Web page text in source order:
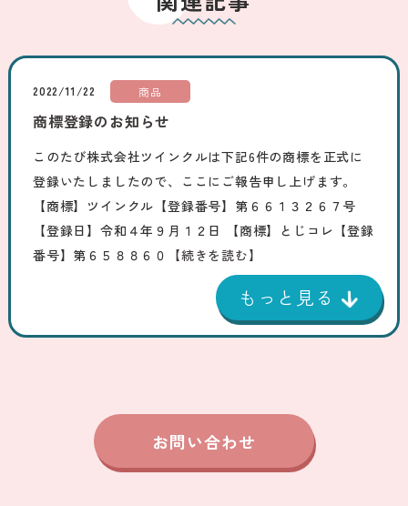
2022/11/22 商品
商標登録のお知らせ
このたび株式会社ツインクルは下記6件の商標を正式に
登録いたしましたので、ここにご報告申し上げます。
【商標】ツインクル【登録番号】第６６１３２６７号
【登録日】令和４年９月１２日 【商標】とじコレ【登録
番号】第６５８８６０
【続きを読む】
お問い合わせ